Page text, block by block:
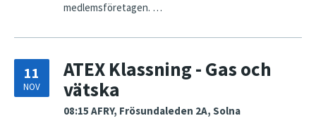
medlemsföretagen. …
11
NOV
ATEX Klassning - Gas och
vätska
08:15 AFRY, Frösundaleden 2A, Solna